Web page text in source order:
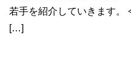
若手を紹介していきます。
[…]